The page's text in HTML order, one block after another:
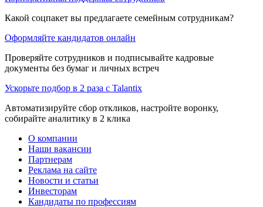
Какой соцпакет вы предлагаете семейным сотрудникам?
Оформляйте кандидатов онлайн
Проверяйте сотрудников и подписывайте кадровые
документы без бумаг и личных встреч
Ускорьте подбор в 2 раза с Talantix
Автоматизируйте сбор откликов, настройте воронку,
собирайте аналитику в 2 клика
О компании
Наши вакансии
Партнерам
Реклама на сайте
Новости и статьи
Инвесторам
Кандидаты по профессиям